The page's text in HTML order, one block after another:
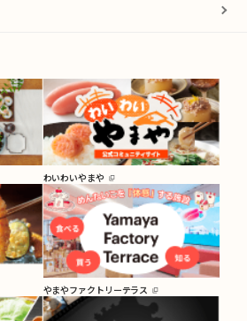
わいわいやまや
やまやファクトリーテラス